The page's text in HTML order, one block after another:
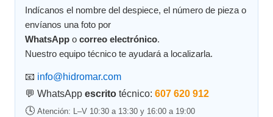
Indícanos el nombre del despiece, el número de pieza o
envíanos una foto por
WhatsApp o correo electrónico.
Nuestro equipo técnico te ayudará a localizarla.
📧 info@hidromar.com
💬 WhatsApp escrito técnico: 607 620 912
🕓 Atención: L–V 10:30 a 13:30 y 16:00 a 19:00